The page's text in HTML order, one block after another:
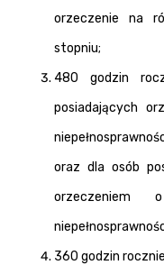
orzeczenie na
stopniu;
480 godzin
posiadających
oraz dla osób
orzeczeniem
360 godzin